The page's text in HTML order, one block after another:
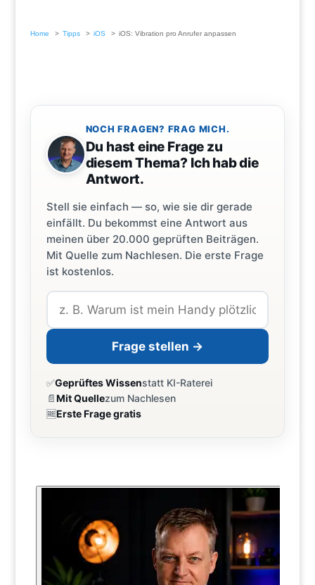
Home Tipps iOS iOS: Vibration pro Anrufer anpassen
NOCH FRAGEN? FRAG MICH.
Du hast eine Frage zu
diesem Thema? Ich hab die
Antwort.
Stell sie einfach — so, wie sie dir gerade
einfällt. Du bekommst eine Antwort aus
meinen über 20.000 geprüften Beiträgen.
Mit Quelle zum Nachlesen. Die erste Frage
ist kostenlos.
Frage stellen →
✅Geprüftes Wissenstatt KI-Raterei
📄Mit Quellezum Nachlesen
🆓Erste Frage gratis